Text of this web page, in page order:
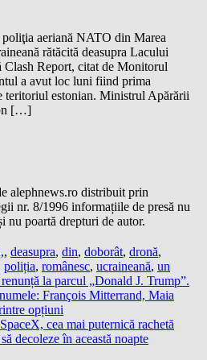
aeriană NATO din Marea
rătăcită deasupra Lacului
Report, citat de Monitorul
a avut loc luni fiind prima
teritoriul estonian. Ministrul Apărării
[…]
alephnews.ro distribuit prin
nr. 8/1996 informațiile de presă nu
nu poartă drepturi de autor.
, deasupra, din, doborât, dronă,
poliția, românesc, ucraineană, un
la parcul „Donald J. Trump”.
François Mitterrand, Maia
opțiuni
cea mai puternică rachetă
decoleze în această noapte